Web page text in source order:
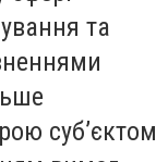
та
суб’єктом